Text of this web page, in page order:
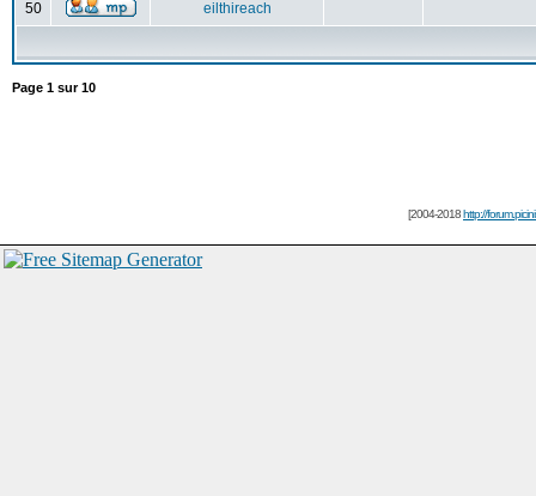
50 eilthireach
Page 1 sur10
[2004-2018http://